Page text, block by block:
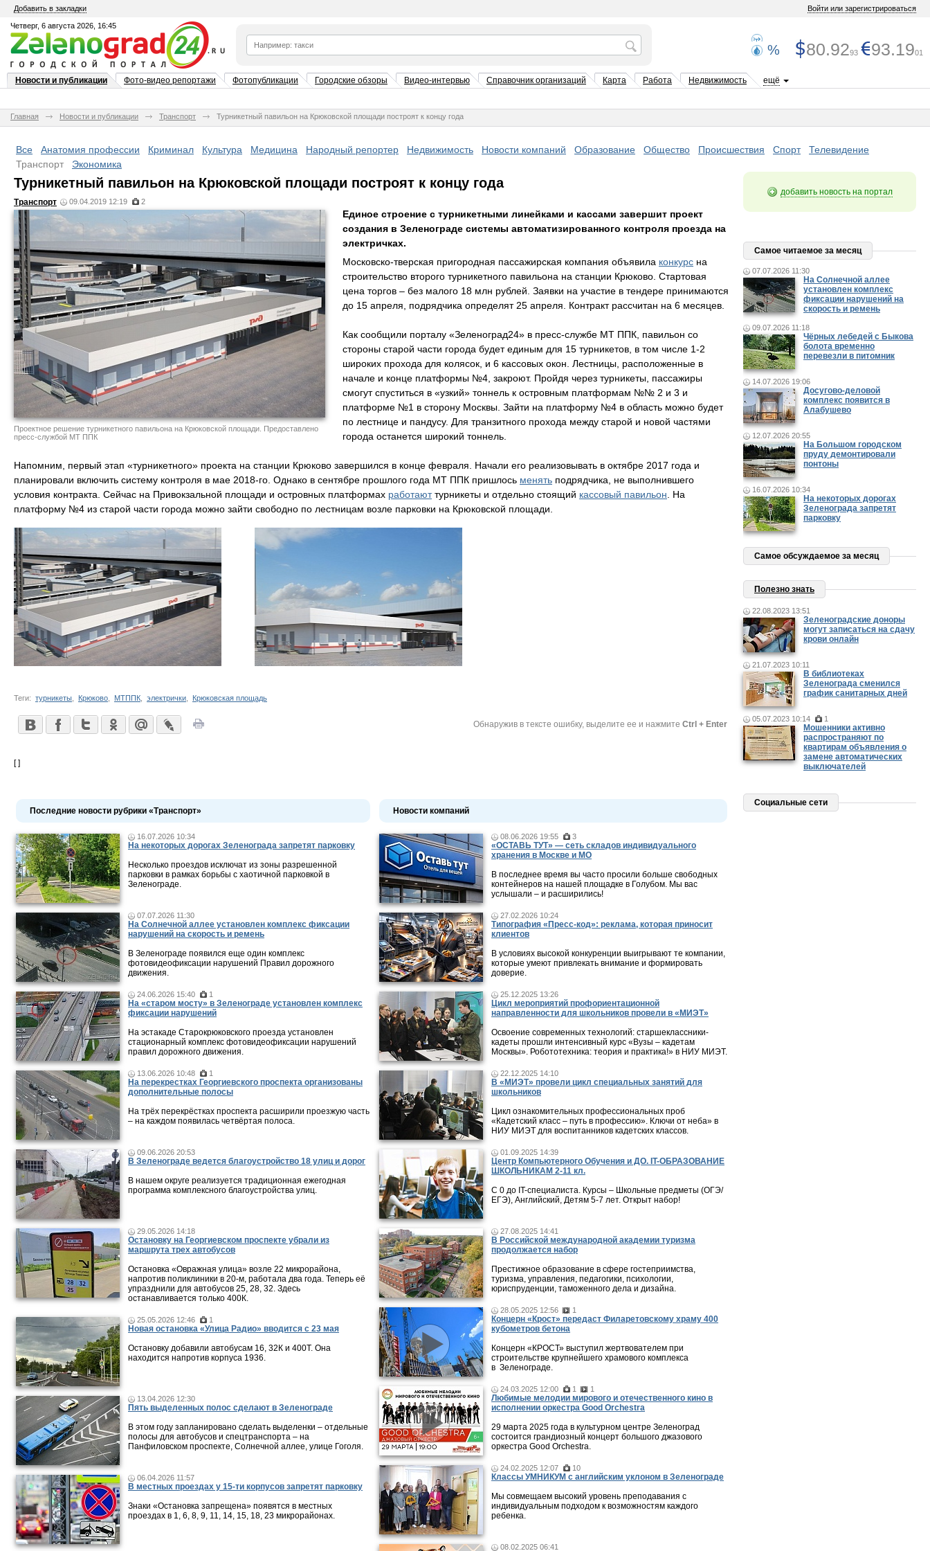
Добавить в закладки Войти или зарегистрироваться
Четверг, 6 августа 2026, 16:45
% 80.9293 93.1901
Новости и публикации Фото-видео репортажи Фотопубликации Городские обзоры Видео-интервью Справочник организаций Карта Работа Недвижимость ещё
Главная Новости и публикации Транспорт Турникетный павильон на Крюковской площади построят к концу года
Все Анатомия профессии Криминал Культура Медицина Народный репортер Недвижимость Новости компаний Образование Общество Происшествия Спорт
Телевидение
Транспорт
Экономика
Турникетный павильон на Крюковской площади построят к концу года
Транспорт 09.04.2019 12:19 2
Проектное решение турникетного павильона на Крюковской площади. Предоставлено
пресс-службой МТ ППК
Единое строение с турникетными линейками и кассами завершит проект
создания в Зеленограде системы автоматизированного контроля проезда на
электричках.
Московско-тверская пригородная пассажирская компания объявила конкурс на
строительство второго турникетного павильона на станции Крюково. Стартовая
цена торгов – без малого 18 млн рублей. Заявки на участие в тендере принимаются
до 15 апреля, подрядчика определят 25 апреля. Контракт рассчитан на 6 месяцев.
Как сообщили порталу «Зеленоград24» в пресс-службе МТ ППК, павильон со
стороны старой части города будет единым для 15 турникетов, в том числе 1-2
широких прохода для колясок, и 6 кассовых окон. Лестницы, расположенные в
начале и конце платформы №4, закроют. Пройдя через турникеты, пассажиры
смогут спуститься в «узкий» тоннель к островным платформам №№ 2 и 3 и
платформе №1 в сторону Москвы. Зайти на платформу №4 в область можно будет
по лестнице и пандусу. Для транзитного прохода между старой и новой частями
города останется широкий тоннель.
Напомним, первый этап «турникетного» проекта на станции Крюково завершился в конце февраля. Начали его реализовывать в октябре 2017 года и
планировали включить систему контроля в мае 2018-го. Однако в сентябре прошлого года МТ ППК пришлось менять подрядчика, не выполнившего
условия контракта. Сейчас на Привокзальной площади и островных платформах работаюттурникеты и отдельно стоящий кассовый павильон . На
платформу №4 из старой части города можно зайти свободно по лестницам возле парковки на Крюковской площади.
Теги: турникеты Крюково МТППК электрички Крюковская площадь
Обнаружив в тексте ошибку, выделите ее и нажмите Ctrl + Enter
[ ]
Последние новости рубрики «Транспорт»
16.07.2026 10:34
На некоторых дорогах Зеленограда запретят парковку
Несколько проездов исключат из зоны разрешенной
парковки в рамках борьбы с хаотичной парковкой в
Зеленограде.
07.07.2026 11:30
На Солнечной аллее установлен комплекс фиксации
нарушений на скорость и ремень
В Зеленограде появился еще один комплекс
фотовидеофиксации нарушений Правил дорожного
движения.
24.06.2026 15:40 1
На «старом мосту» в Зеленограде установлен комплекс
фиксации нарушений
На эстакаде Старокрюковского проезда установлен
стационарный комплекс фотовидеофиксации нарушений
правил дорожного движения.
13.06.2026 10:48 1
На перекрестках Георгиевского проспекта организованы
дополнительные полосы
На трёх перекрёстках проспекта расширили проезжую часть
– на каждом появилась четвёртая полоса.
09.06.2026 20:53
В Зеленограде ведется благоустройство 18 улиц и дорог
В нашем округе реализуется традиционная ежегодная
программа комплексного благоустройства улиц.
29.05.2026 14:18
Остановку на Георгиевском проспекте убрали из
маршрута трех автобусов
Остановка «Овражная улица» возле 22 микрорайона,
напротив поликлиники в 20-м, работала два года. Теперь её
упразднили для автобусов 25, 28, 32. Здесь
останавливается только 400К.
25.05.2026 12:46 1
Новая остановка «Улица Радио» вводится с 23 мая
Остановку добавили автобусам 16, 32К и 400Т. Она
находится напротив корпуса 1936.
13.04.2026 12:30
Пять выделенных полос сделают в Зеленограде
В этом году запланировано сделать выделенки – отдельные
полосы для автобусов и спецтранспорта – на
Панфиловском проспекте, Солнечной аллее, улице Гоголя.
06.04.2026 11:57
В местных проездах у 15-ти корпусов запретят парковку
Знаки «Остановка запрещена» появятся в местных
проездах в 1, 6, 8, 9, 11, 14, 15, 18, 23 микрорайонах.
Новости компаний
08.06.2026 19:55 3
«ОСТАВЬ ТУТ» — сеть складов индивидуального
хранения в Москве и МО
В последнее время вы часто просили больше свободных
контейнеров на нашей площадке в Голубом. Мы вас
услышали – и расширились!
27.02.2026 10:24
Типография «Пресс-код»: реклама, которая приносит
клиентов
В условиях высокой конкуренции выигрывают те компании,
которые умеют привлекать внимание и формировать
доверие.
25.12.2025 13:26
Цикл мероприятий профориентационной
направленности для школьников провели в «МИЭТ»
Освоение современных технологий: старшеклассники-
кадеты прошли интенсивный курс «Вузы – кадетам
Москвы». Робототехника: теория и практика!» в НИУ МИЭТ.
22.12.2025 14:10
В «МИЭТ» провели цикл специальных занятий для
школьников
Цикл ознакомительных профессиональных проб
«Кадетский класс – путь в профессию». Ключи от неба» в
НИУ МИЭТ для воспитанников кадетских классов.
01.09.2025 14:39
Центр Компьютерного Обучения и ДО. IT-ОБРАЗОВАНИЕ
ШКОЛЬНИКАМ 2-11 кл.
С 0 до IT-специалиста. Курсы – Школьные предметы (ОГЭ/
ЕГЭ), Английский, Детям 5-7 лет. Открыт набор!
27.08.2025 14:41
В Российской международной академии туризма
продолжается набор
Престижное образование в сфере гостеприимства,
туризма, управления, педагогики, психологии,
юриспруденции, таможенного дела и дизайна.
28.05.2025 12:56 1
Концерн «Крост» передаст Филаретовскому храму 400
кубометров бетона
Концерн «КРОСТ» выступил жертвователем при
строительстве крупнейшего храмового комплекса
в Зеленограде.
24.03.2025 12:00 1 1
Любимые мелодии мирового и отечественного кино в
исполнении оркестра Good Orchestra
29 марта 2025 года в культурном центре Зеленоград
состоится грандиозный концерт большого джазового
оркестра Good Orchestra.
24.02.2025 12:07 10
Классы УМНИКУМ с английским уклоном в Зеленограде
Мы совмещаем высокий уровень преподавания с
индивидуальным подходом к возможностям каждого
ребенка.
08.02.2025 06:41
добавить новость на портал
Самое читаемое за месяц
07.07.2026 11:30
На Солнечной аллее
установлен комплекс
фиксации нарушений на
скорость и ремень
09.07.2026 11:18
Чёрных лебедей с Быкова
болота временно
перевезли в питомник
14.07.2026 19:06
Досугово-деловой
комплекс появится в
Алабушево
12.07.2026 20:55
На Большом городском
пруду демонтировали
понтоны
16.07.2026 10:34
На некоторых дорогах
Зеленограда запретят
парковку
Самое обсуждаемое за месяц
Полезно знать
22.08.2023 13:51
Зеленоградские доноры
могут записаться на сдачу
крови онлайн
21.07.2023 10:11
В библиотеках
Зеленограда сменился
график санитарных дней
05.07.2023 10:14 1
Мошенники активно
распространяют по
квартирам объявления о
замене автоматических
выключателей
Социальные сети